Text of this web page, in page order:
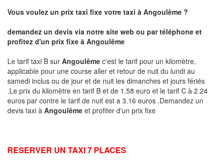
Vous voulez un prix taxi fixe votre taxi à Angoulême ?
demandez un devis via notre site web ou par téléphone et
profitez d'un prix fixe à Angoulême
Le tarif taxi B sur Angoulême c'est le tarif pour un kilomètre,
applicable pour une course aller et retour de nuit du lundi au
samedi inclus ou de jour et de nuit les dimanches et jours fériés
.Le prix du kilomètre en tarif B et de 1.58 euro et le tarif C à 2.24
euros par contre le tarif de nuit est a 3.16 euros .Demandez un
devis taxi à Angoulême et profiter d'un prix fixe
RESERVER UN TAXI 7 PLACES